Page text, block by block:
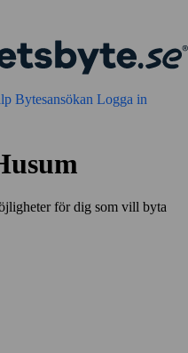
Bytesansökan Logga in
för dig som vill byta